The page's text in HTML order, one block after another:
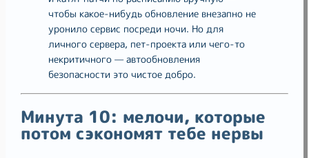
чтобы какое-нибудь обновление внезапно не
уронило сервис посреди ночи. Но для
личного сервера, пет-проекта или чего-то
некритичного — автообновления
безопасности это чистое добро.
Минута 10: мелочи, которые
потом сэкономят тебе нервы